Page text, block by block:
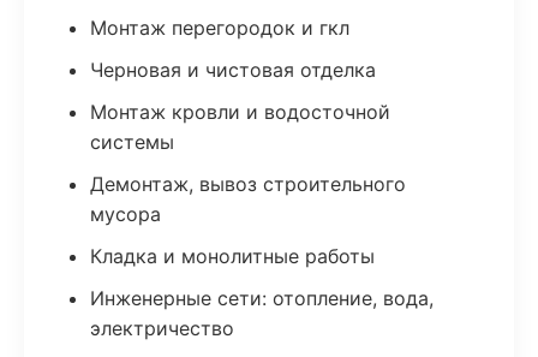
Монтаж перегородок и гкл
Черновая и чистовая отделка
Монтаж кровли и водосточной
системы
Демонтаж, вывоз строительного
мусора
Кладка и монолитные работы
Инженерные сети: отопление, вода,
электричество